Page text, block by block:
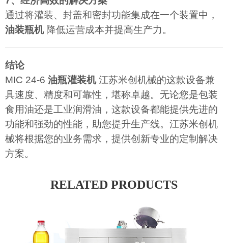
通过将灌装、封盖和密封功能集成在一个装置中，
油装瓶机降低运营成本并提高生产力。
结论
MIC 24-6 油瓶灌装机江苏米创机械的这款设备兼
具速度、精度和可靠性，堪称卓越。无论您是包装
食用油还是工业润滑油，这款设备都能提供先进的
功能和强劲的性能，助您提升生产线。江苏米创机
械将根据您的业务需求，提供创新专业的定制解决
方案。
RELATED PRODUCTS